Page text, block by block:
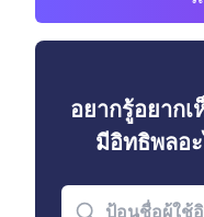
อยากรู้อยาก
มีอิทธิพลอ